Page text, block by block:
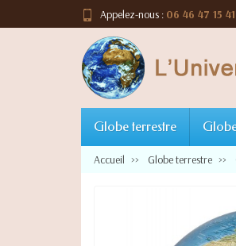
Appelez-nous : 06 46 47 15 41
Globe terrestre
Accueil Globe terrestre